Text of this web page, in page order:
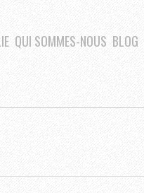
QUI SOMMES-NOUS BLOG